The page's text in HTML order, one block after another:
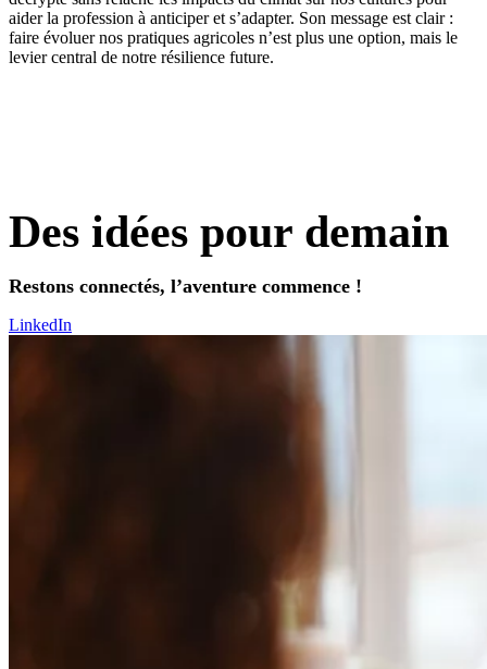
aider la profession à anticiper et s’adapter. Son message est clair :
faire évoluer nos pratiques agricoles n’est plus une option, mais le
levier central de notre résilience future.
Des idées pour demain
Restons connectés, l’aventure commence !
LinkedIn